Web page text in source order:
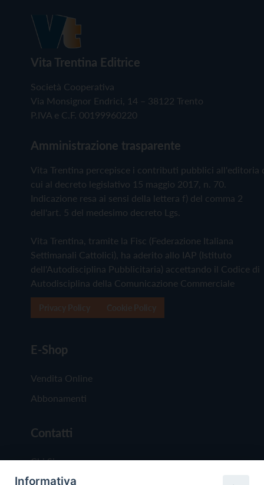
Vita Trentina Editrice
Società Cooperativa
Via Monsignor Endrici, 14 – 38122 Trento
P.IVA e C.F. 00199960220
Amministrazione trasparente
Vita Trentina percepisce i contributi pubblici all'editoria
cui al decreto legislativo 15 maggio 2017, n. 70.
Indicazione resa ai sensi della lettera f) del comma 2
dell'art. 5 del medesimo decreto Lgs.
Vita Trentina, tramite la Fisc (Federazione Italiana
Settimanali Cattolici), ha aderito allo IAP (Istituto
dell'Autodisciplina Pubblicitaria) accettando il Codice di
Autodisciplina della Comunicazione Commerciale
E-Shop
Vendita Online
Abbonamenti
Contatti
Chi Siamo
Redazione
Informativa